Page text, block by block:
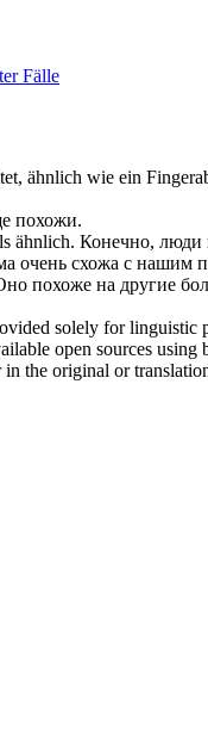
Fälle
ähnlich wie ein
похожи.
ähnlich. Конечно, люди
очень схожа с нашим
похоже на другие
solely for linguistic
open sources using
the original or